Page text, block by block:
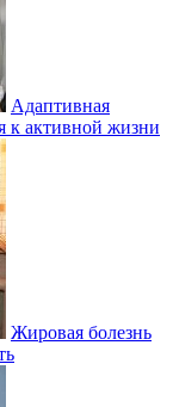
Адаптивная
к активной жизни
Жировая болезнь